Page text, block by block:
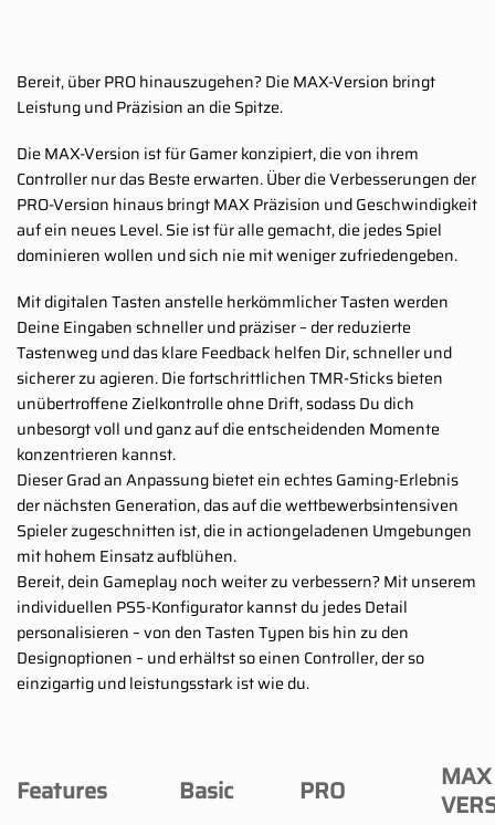
Bereit, über PRO hinauszugehen? Die MAX-Version bringt
Leistung und Präzision an die Spitze.
Die MAX-Version ist für Gamer konzipiert, die von ihrem
Controller nur das Beste erwarten. Über die Verbesserungen der
PRO-Version hinaus bringt MAX Präzision und Geschwindigkeit
auf ein neues Level. Sie ist für alle gemacht, die jedes Spiel
dominieren wollen und sich nie mit weniger zufriedengeben.
Mit digitalen Tasten anstelle herkömmlicher Tasten werden
Deine Eingaben schneller und präziser – der reduzierte
Tastenweg und das klare Feedback helfen Dir, schneller und
sicherer zu agieren. Die fortschrittlichen TMR-Sticks bieten
unübertroffene Zielkontrolle ohne Drift, sodass Du dich
unbesorgt voll und ganz auf die entscheidenden Momente
konzentrieren kannst.
Dieser Grad an Anpassung bietet ein echtes Gaming-Erlebnis
der nächsten Generation, das auf die wettbewerbsintensiven
Spieler zugeschnitten ist, die in actiongeladenen Umgebungen
mit hohem Einsatz aufblühen.
Bereit, dein Gameplay noch weiter zu verbessern? Mit unserem
individuellen PS5-Konfigurator kannst du jedes Detail
personalisieren – von den Tasten Typen bis hin zu den
Designoptionen – und erhältst so einen Controller, der so
einzigartig und leistungsstark ist wie du.
Features Basic PRO
MAX